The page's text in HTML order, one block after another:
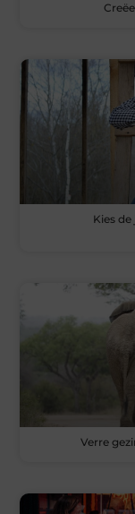
Kies
Verre